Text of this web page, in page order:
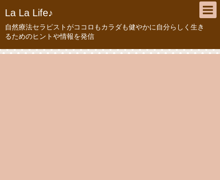
La La Life♪
自然療法セラピストがココロもカラダも健やかに自分らしく生き
るためのヒントや情報を発信